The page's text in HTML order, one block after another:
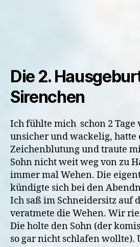
Die 2.
Sirenchen
Ich fühlte mich schon 2 Tage
unsicher und wackelig, hatte
Zeichenblutung und traute
Sohn nicht weit weg von zu
immer mal Wehen. Die
kündigte sich bei den
Ich saß im Schneidersitz auf
veratmete die Wehen. Wir
Die holte den Sohn (der
so gar nicht schlafen wollte).